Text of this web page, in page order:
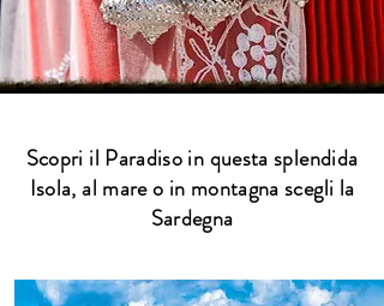
Scopri il Paradiso in questa splendida
Isola, al mare o in montagna scegli la
Sardegna